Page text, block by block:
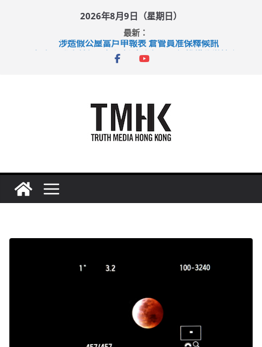
2026年8月9日（星期日）
最新：
涉造假公屋富戶申報表 倉管員准保釋候訊